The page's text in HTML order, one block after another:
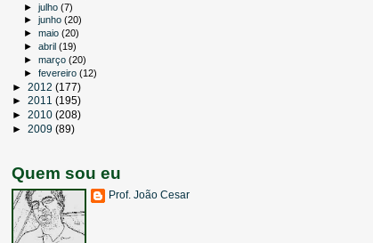
►julho(7)
►junho(20)
►maio(20)
►abril(19)
►março(20)
►fevereiro(12)
► 2012 (177)
► 2011 (195)
► 2010 (208)
► 2009 (89)
Quem sou eu
Prof. João Cesar